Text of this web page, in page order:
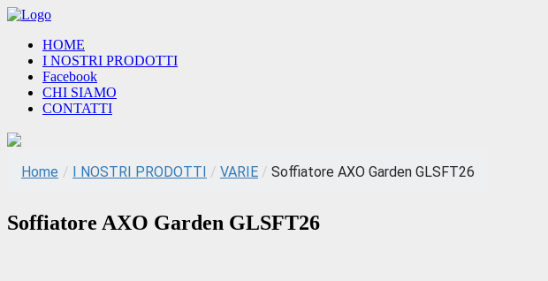
HOME
I NOSTRI PRODOTTI
Facebook
CHI SIAMO
CONTATTI
Home / I NOSTRI PRODOTTI / VARIE / Soffiatore AXO Garden GLSFT26
Soffiatore AXO Garden GLSFT26